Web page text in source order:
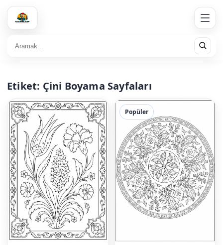
Etiket: Çini Boyama Sayfaları
Popüler